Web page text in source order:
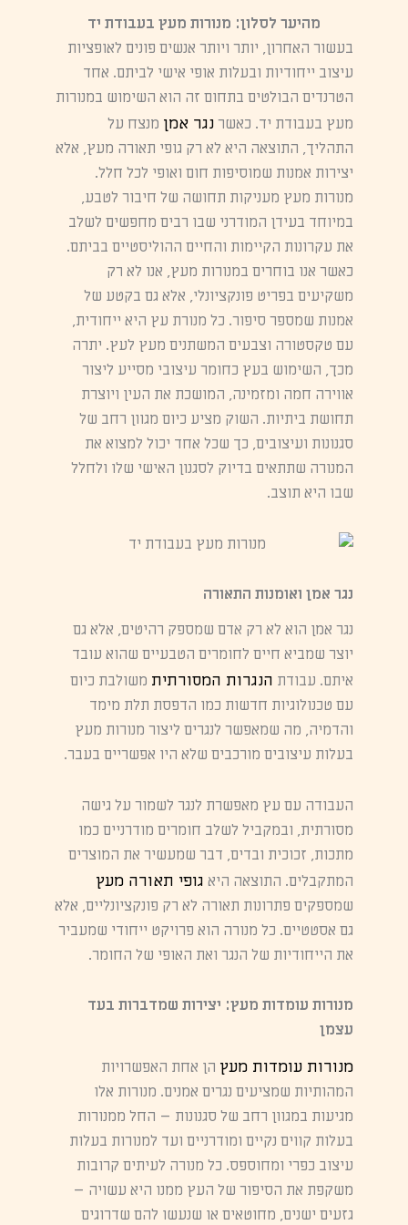
מהיער לסלון: מנורות מעץ בעבודת יד
בעשור האחרון, יותר ויותר אנשים פונים לאופציות
עיצוב ייחודיות ובעלות אופי אישי לביתם. אחד
הטרנדים הבולטים בתחום זה הוא השימוש במנורות
מעץ בעבודת יד. כאשרנגר אמן מנצח על
התהליך, התוצאה היא לא רק גופי תאורה מעץ, אלא
יצירות אמנות שמוסיפות חום ואופי לכל חלל.
מנורות מעץ מעניקות תחושה של חיבור לטבע,
במיוחד בעידן המודרני שבו רבים מחפשים לשלב
את עקרונות הקיימות והחיים ההוליסטיים בביתם.
כאשר אנו בוחרים במנורות מעץ, אנו לא רק
משקיעים בפריט פונקציונלי, אלא גם בקטע של
אמנות שמספר סיפור. כל מנורת עץ היא ייחודית,
עם טקסטורה וצבעים המשתנים מעץ לעץ. יתרה
מכך, השימוש בעץ כחומר עיצובי מסייע ליצור
אווירה חמה ומזמינה, המושכת את העין ויוצרת
תחושת ביתיות. השוק מציע כיום מגוון רחב של
סגנונות ועיצובים, כך שכל אחד יכול למצוא את
המנורה שתתאים בדיוק לסגנון האישי שלו ולחלל
שבו היא תוצב.
נגר אמן ואומנות התאורה
נגר אמן הוא לא רק אדם שמספק רהיטים, אלא גם
יוצר שמביא חיים לחומרים הטבעיים שהוא עובד
איתם. עבודת הנגרות המסורתית משולבת כיום
עם טכנולוגיות חדשות כמו הדפסת תלת מימד
והדמיה, מה שמאפשר לנגרים ליצור מנורות מעץ
בעלות עיצובים מורכבים שלא היו אפשריים בעבר.
העבודה עם עץ מאפשרת לנגר לשמור על גישה
מסורתית, ובמקביל לשלב חומרים מודרניים כמו
מתכות, זכוכית ובדים, דבר שמעשיר את המוצרים
המתקבלים. התוצאה היא גופי תאורה מעץ
שמספקים פתרונות תאורה לא רק פונקציונליים, אלא
גם אסטטיים. כל מנורה הוא פרויקט ייחודי שמעביר
את הייחודיות של הנגר ואת האופי של החומר.
מנורות עומדות מעץ: יצירות שמדברות בעד
עצמן
מנורות עומדות מעץ הן אחת האפשרויות
המהותיות שמציעים נגרים אמנים. מנורות אלו
מגיעות במגוון רחב של סגנונות – החל ממנורות
בעלות קווים נקיים ומודרניים ועד למנורות בעלות
עיצוב כפרי ומחוספס. כל מנורה לעיתים קרובות
משקפת את הסיפור של העץ ממנו היא עשויה –
גזעים ישנים, מחוטאים או שנעשו להם שדרוגים